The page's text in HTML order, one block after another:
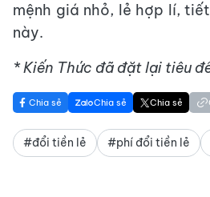
mệnh giá nhỏ, lẻ hợp lí,
này.
* Kiến Thức đã đặt lại tiêu
Chia sẻ Chia sẻ Chia sẻ
#đổi tiền lẻ #phí đổi tiền lẻ